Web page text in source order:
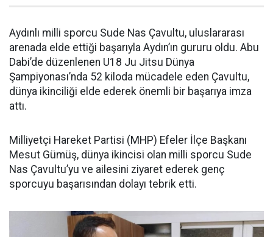
Aydınlı milli sporcu Sude Nas Çavultu, uluslararası
arenada elde ettiği başarıyla Aydın’ın gururu oldu. Abu
Dabi’de düzenlenen U18 Ju Jitsu Dünya
Şampiyonası’nda 52 kiloda mücadele eden Çavultu,
dünya ikinciliği elde ederek önemli bir başarıya imza
attı.
Milliyetçi Hareket Partisi (MHP) Efeler İlçe Başkanı
Mesut Gümüş, dünya ikincisi olan milli sporcu Sude
Nas Çavultu’yu ve ailesini ziyaret ederek genç
sporcuyu başarısından dolayı tebrik etti.